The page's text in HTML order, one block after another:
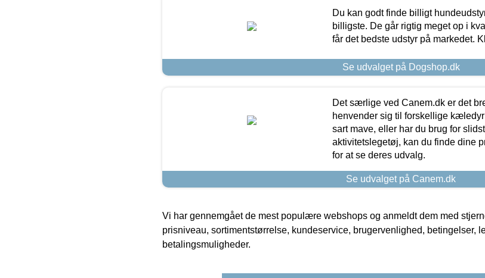
Du kan godt finde billigt
billigste. De går rigtig meget op i
får det bedste udstyr på markedet.
Se udvalget på Dogshop.dk
Det særlige ved Canem.dk er det
henvender sig til forskellige
sart mave, eller har du brug for
aktivitetslegetøj, kan du finde dine
for at se deres udvalg.
Se udvalget på Canem.dk
Vi har gennemgået de mest populære webshops og anmeldt dem med
prisniveau, sortimentstørrelse, kundeservice, brugervenlighed, betingelser,
betalingsmuligheder.